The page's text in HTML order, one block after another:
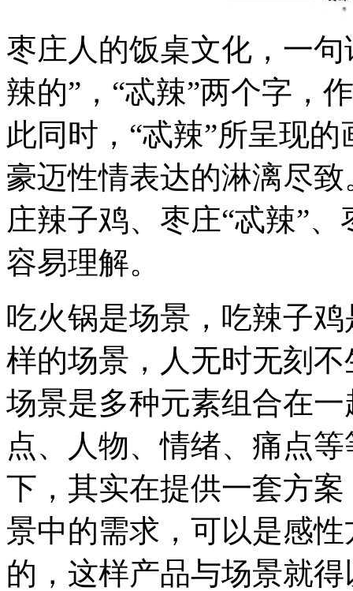
枣庄人的饭桌文化，一
辣的”，“忒辣”两个字，
此同时，“忒辣”所呈现
豪迈性情表达的淋漓尽
庄辣子鸡、枣庄“忒辣”
容易理解。
吃火锅是场景，吃辣子
样的场景，人无时无刻
场景是多种元素组合在
点、人物、情绪、痛点
下，其实在提供一套方
景中的需求，可以是感
的，这样产品与场景就